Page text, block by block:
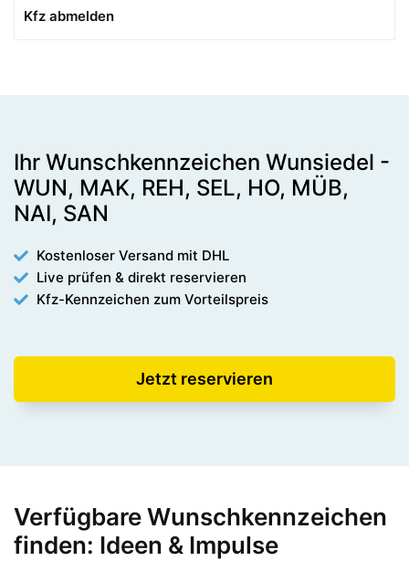
Kfz abmelden
Ihr Wunschkennzeichen Wunsiedel -
WUN, MAK, REH, SEL, HO, MÜB,
NAI, SAN
Kostenloser Versand mit DHL
Live prüfen & direkt reservieren
Kfz-Kennzeichen zum Vorteilspreis
Jetzt reservieren
Verfügbare Wunschkennzeichen
finden: Ideen & Impulse